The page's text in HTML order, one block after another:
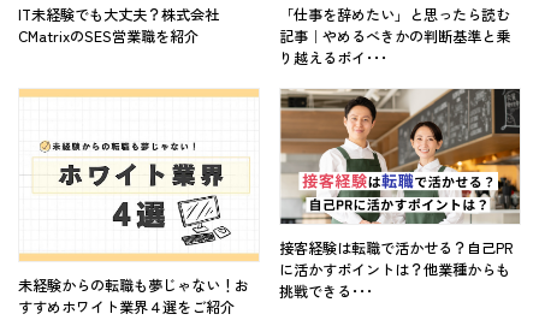
IT未経験でも大丈夫？株式会社
CMatrixのSES営業職を紹介
「仕事を辞めたい」と思ったら読む
記事｜やめるべきかの判断基準と乗
り越えるポイ･･･
未経験からの転職も夢じゃない！お
すすめホワイト業界４選をご紹介
接客経験は転職で活かせる？自己PR
に活かすポイントは？他業種からも
挑戦できる･･･